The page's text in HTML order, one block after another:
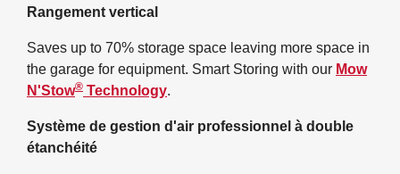
Rangement vertical
Saves up to 70% storage space leaving more space in
the garage for equipment. Smart Storing with our Mow
N'Stow® Technology.
Système de gestion d'air professionnel à double
étanchéité